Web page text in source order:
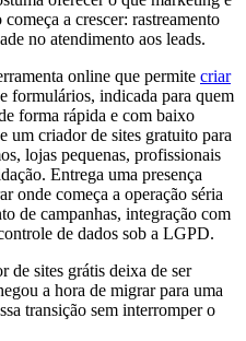
a crescer: rastreamento
no atendimento aos leads.
online que permite criar
formulários, indicada para quem
forma rápida e com baixo
um criador de sites gratuito para
lojas pequenas, profissionais
Entrega uma presença
onde começa a operação séria
de campanhas, integração com
de dados sob a LGPD.
de sites grátis deixa de ser
a hora de migrar para uma
transição sem interromper o